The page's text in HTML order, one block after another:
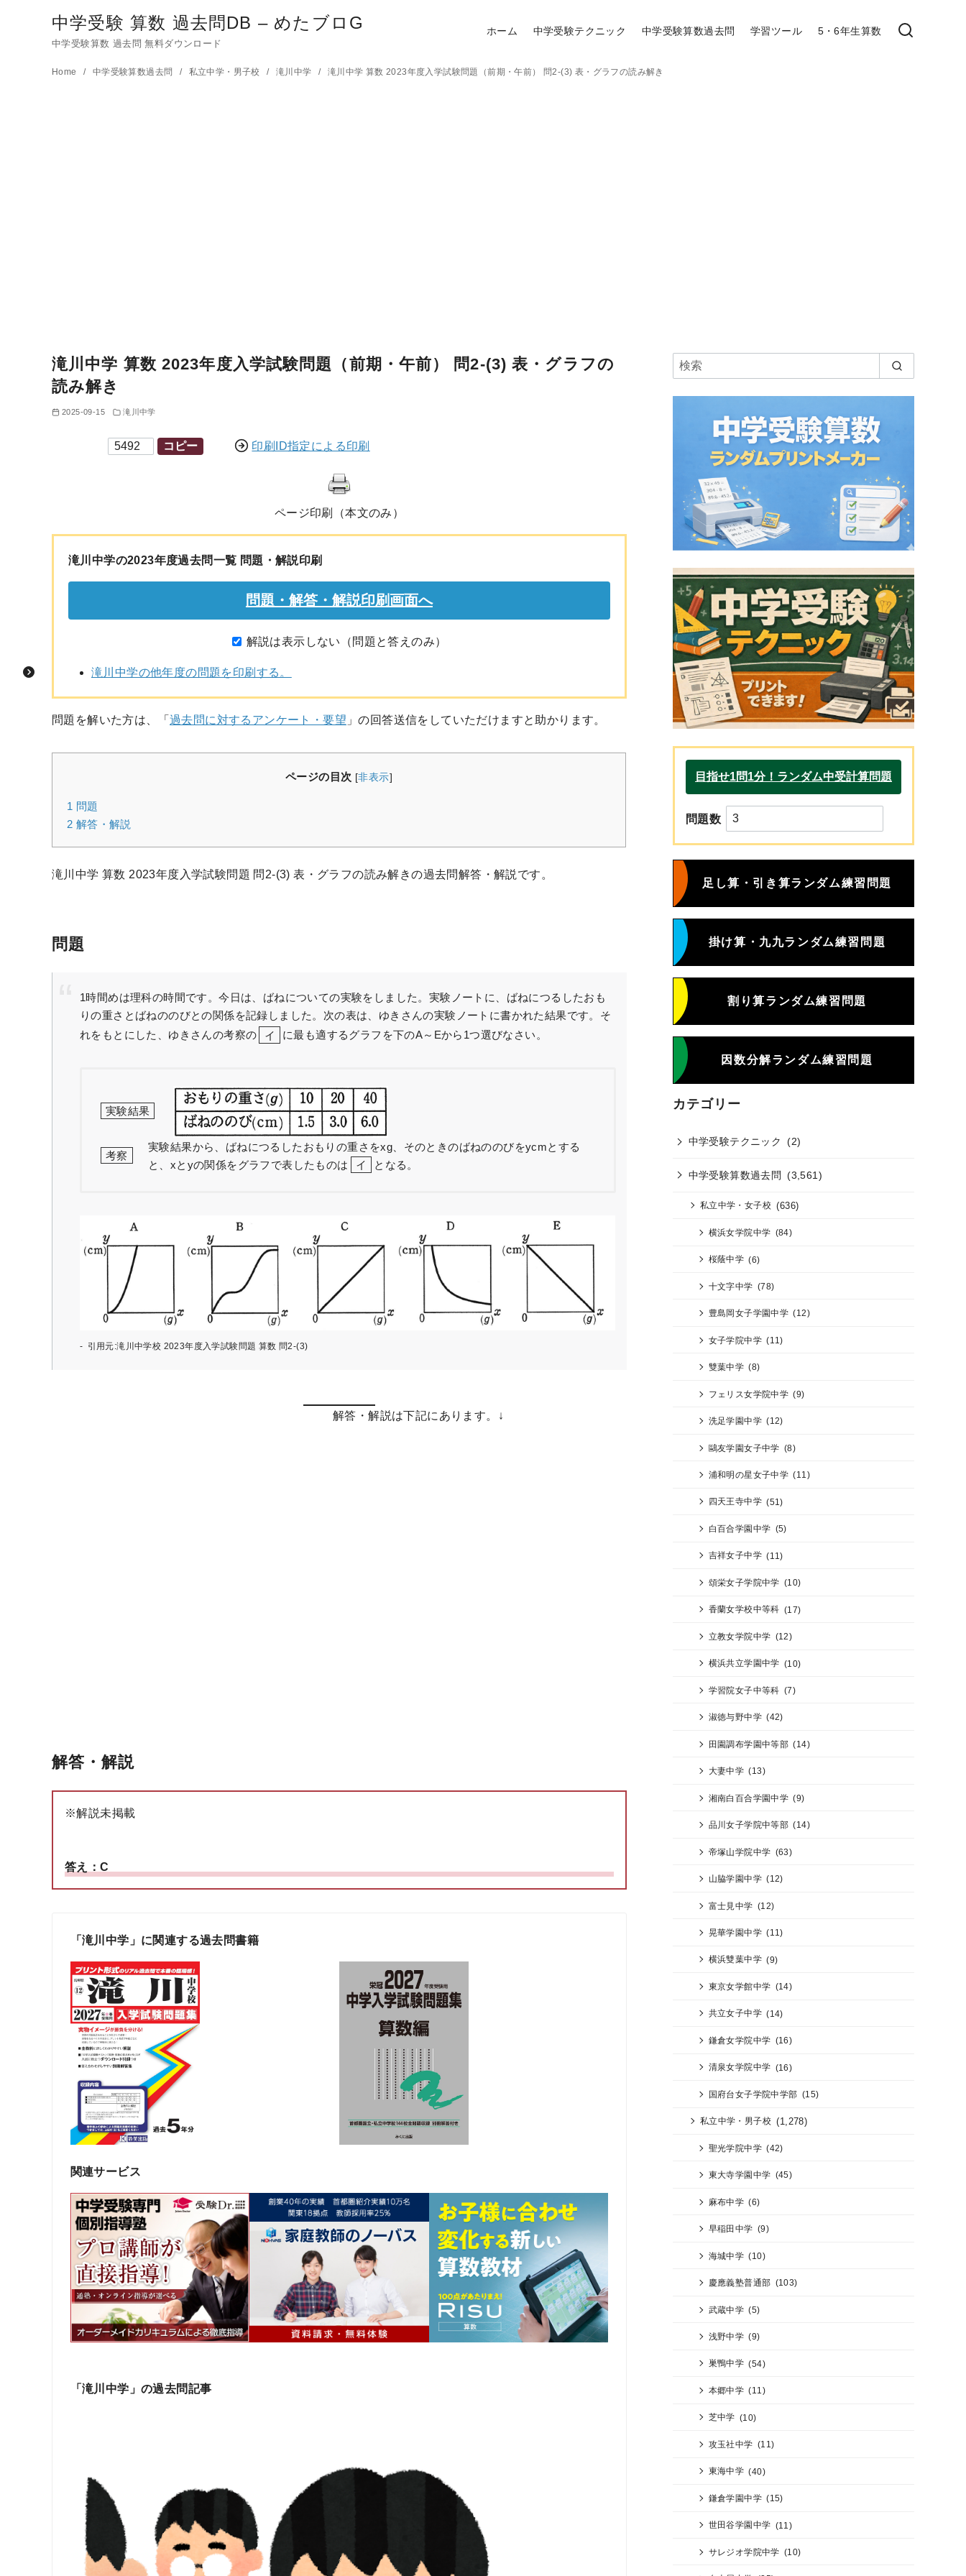
中学受験 算数 過去問DB – めたブロG
中学受験算数 過去問 無料ダウンロード
ホーム 中学受験テクニック 中学受験算数過去問 学習ツール 5・6年生算数
Home 中学受験算数過去問 私立中学・男子校 滝川中学 滝川中学 算数 2023年度入学試験問題（前期・午前） 問2-(3) 表・グラフの読み解き
滝川中学 算数 2023年度入学試験問題（前期・午前） 問2-(3) 表・グラフの
読み解き
2025-09-15 滝川中学
コピー 印刷ID指定による印刷
ページ印刷（本文のみ）
滝川中学の2023年度過去問一覧 問題・解説印刷
解説は表示しない（問題と答えのみ）
滝川中学の他年度の問題を印刷する。
問題を解いた方は、「 過去問に対するアンケート・要望 」の回答送信をしていただけますと助かります。
ページの目次 [非表示]
1 問題
2 解答・解説
滝川中学 算数 2023年度入学試験問題 問2-(3) 表・グラフの読み解きの過去問解答・解説です。
問題
1時間めは理科の時間です。今日は、ばねについての実験をしました。実験ノートに、ばねにつるしたおも
りの重さとばねののびとの関係を記録しました。次の表は、ゆきさんの実験ノートに書かれた結果です。そ
れをもとにした、ゆきさんの考察の
イ に最も適するグラフを下のA～Eから1つ選びなさい。
実験結果
考察
実験結果から、ばねにつるしたおもりの重さをxg、そのときのばねののびをycmとする
と、xとyの関係をグラフで表したものは
イ となる。
引用元:滝川中学校 2023年度入学試験問題 算数 問2-(3)
解答・解説
※解説未掲載
答え：C
「滝川中学」に関連する過去問書籍
関連サービス
「滝川中学」の過去問記事
問題数
足し算・引き算ランダム練習問題
掛け算・九九ランダム練習問題
割り算ランダム練習問題
因数分解ランダム練習問題
カテゴリー
中学受験テクニック (2)
中学受験算数過去問 (3,561)
私立中学・女子校 (636)
横浜女学院中学 (84)
桜蔭中学 (6)
十文字中学 (78)
豊島岡女子学園中学 (12)
女子学院中学 (11)
雙葉中学 (8)
フェリス女学院中学 (9)
洗足学園中学 (12)
鷗友学園女子中学 (8)
浦和明の星女子中学 (11)
四天王寺中学 (51)
白百合学園中学 (5)
吉祥女子中学 (11)
頌栄女子学院中学 (10)
香蘭女学校中等科 (17)
立教女学院中学 (12)
横浜共立学園中学 (10)
学習院女子中等科 (7)
淑徳与野中学 (42)
田園調布学園中等部 (14)
大妻中学 (13)
湘南白百合学園中学 (9)
品川女子学院中等部 (14)
帝塚山学院中学 (63)
山脇学園中学 (12)
富士見中学 (12)
晃華学園中学 (11)
横浜雙葉中学 (9)
東京女学館中学 (14)
共立女子中学 (14)
鎌倉女学院中学 (16)
清泉女学院中学 (16)
国府台女子学院中学部 (15)
私立中学・男子校 (1,278)
聖光学院中学 (42)
東大寺学園中学 (45)
麻布中学 (6)
早稲田中学 (9)
海城中学 (10)
慶應義塾普通部 (103)
武蔵中学 (5)
浅野中学 (9)
巣鴨中学 (54)
本郷中学 (11)
芝中学 (10)
攻玉社中学 (11)
東海中学 (40)
鎌倉学園中学 (15)
世田谷学園中学 (11)
サレジオ学院中学 (10)